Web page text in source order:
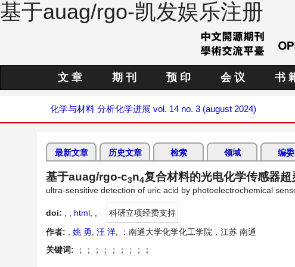
基于auag/rgo-凯发娱乐注册
文 章 期 刊 预 印 会 议 书
化学与材料 分析化学进展 vol. 14 no. 3 (august 2024)
最新文章 历史文章 检索 领域 编委
基于auag/rgo-c3n4复合材料的光电化学传感器
ultra-sensitive detection of uric acid by photoelectrochemical
doi: html
科研立项经费支持
作者:
姚 勇 汪 洋 , ：南通大学化学化工学院，江苏 南通
关键词:
；；；；；；；；；